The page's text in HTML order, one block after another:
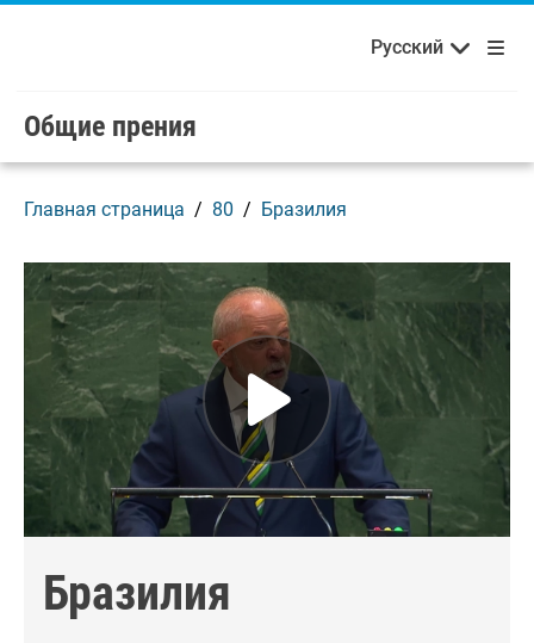
Skip to main content / navigation
Добро пожаловать в ООН! Français Русский
Русский
Общие прения
Главная страница 80 Бразилия
Бразилия